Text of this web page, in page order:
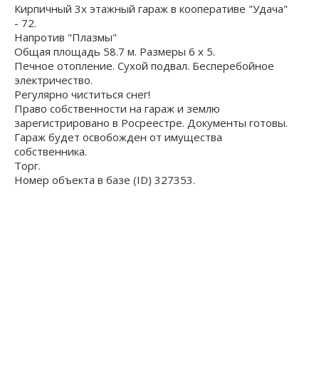
Кирпичный 3х этажный гараж в кооперативе "Удача"
- 72.
Напротив "Плазмы"
Общая площадь 58.7 м. Размеры 6 x 5.
Печное отопление. Сухой подвал. Бесперебойное
электричество.
Регулярно чиститься снег!
Право собственности на гараж и землю
зарегистрировано в Росреестре. Документы готовы.
Гараж будет освобожден от имущества
собственника.
Торг.
Номер объекта в базе (ID) 327353.